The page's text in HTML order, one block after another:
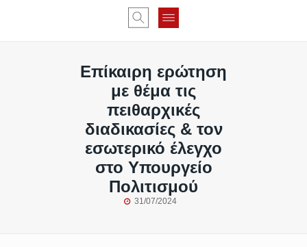
Επίκαιρη ερώτηση
με θέμα τις
πειθαρχικές
διαδικασίες & τον
εσωτερικό έλεγχο
στο Υπουργείο
Πολιτισμού
31/07/2024